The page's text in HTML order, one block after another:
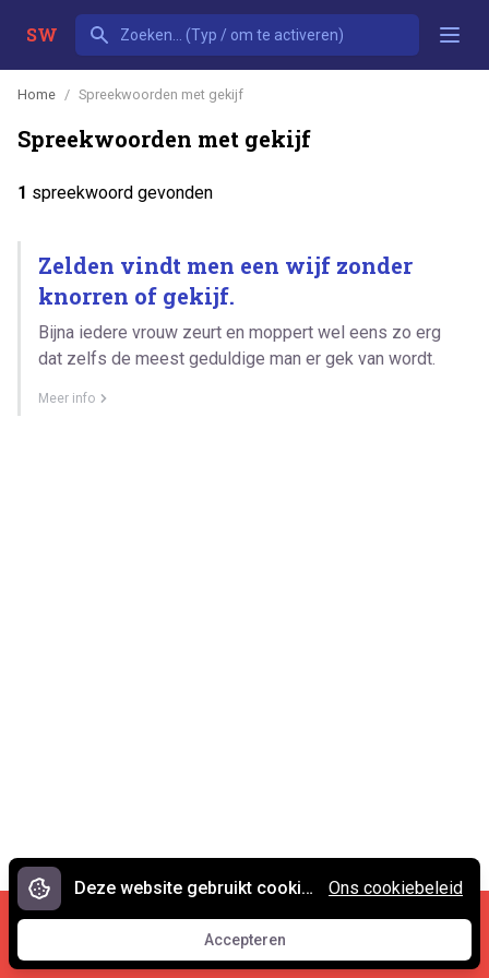
SW
Home Spreekwoorden met gekijf
Spreekwoorden met gekijf
1 spreekwoord gevonden
Zelden vindt men een wijf zonder
knorren of gekijf.
Bijna iedere vrouw zeurt en moppert wel eens zo erg
dat zelfs de meest geduldige man er gek van wordt.
Meer info
Cookies en privacy •
Contact
© 2007 - 2026 Spreekwoorden.nl
Deze website gebruikt cookies.
Accepteren
Accepteren
Ons cookiebeleid